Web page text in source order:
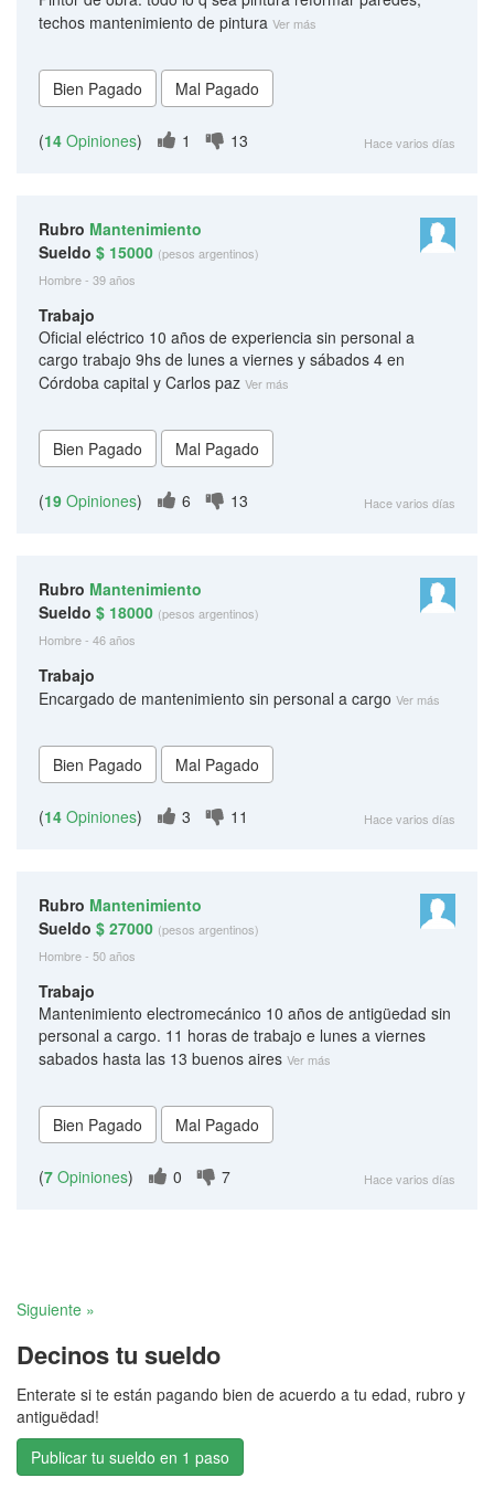
techos mantenimiento de pintura Ver más
(14 Opiniones) 1 13 Hace varios días
Rubro Mantenimiento
Sueldo $ 15000 (pesos argentinos)
Hombre - 39 años
Trabajo
Oficial eléctrico 10 años de experiencia sin personal a
cargo trabajo 9hs de lunes a viernes y sábados 4 en
Córdoba capital y Carlos paz Ver más
(19 Opiniones) 6 13 Hace varios días
Rubro Mantenimiento
Sueldo $ 18000 (pesos argentinos)
Hombre - 46 años
Trabajo
Encargado de mantenimiento sin personal a cargo Ver más
(14 Opiniones) 3 11 Hace varios días
Rubro Mantenimiento
Sueldo $ 27000 (pesos argentinos)
Hombre - 50 años
Trabajo
Mantenimiento electromecánico 10 años de antigüedad sin
personal a cargo. 11 horas de trabajo e lunes a viernes
sabados hasta las 13 buenos aires Ver más
(7 Opiniones) 0 7 Hace varios días
Siguiente »
Decinos tu sueldo
Enterate si te están pagando bien de acuerdo a tu edad, rubro y
antiguëdad!
Publicar tu sueldo en 1 paso